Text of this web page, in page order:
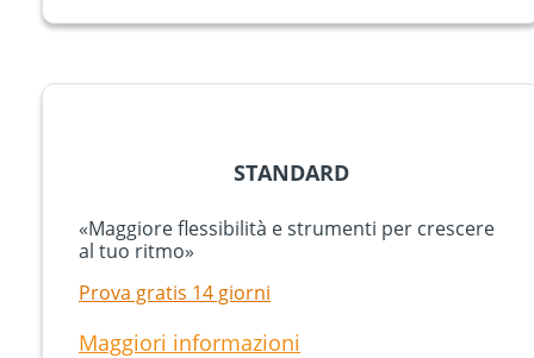
STANDARD
«Maggiore flessibilità e strumenti per crescere
al tuo ritmo»
Prova gratis 14 giorni
Maggiori informazioni